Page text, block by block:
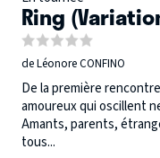
Ring
de Léonore CONFINO
De la première
amoureux qui oscillent
Amants, parents,
tous...